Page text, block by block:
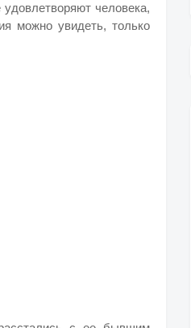
человека,
можно увидеть, только